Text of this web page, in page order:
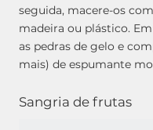
seguida, macere-os
madeira ou plástico.
as pedras de gelo e
mais) de espumante
Sangria de frutas